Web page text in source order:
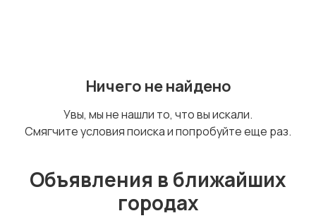
Ничего не найдено
Увы, мы не нашли то, что вы искали.
Смягчите условия поиска и попробуйте еще раз.
Объявления в ближайших
городах